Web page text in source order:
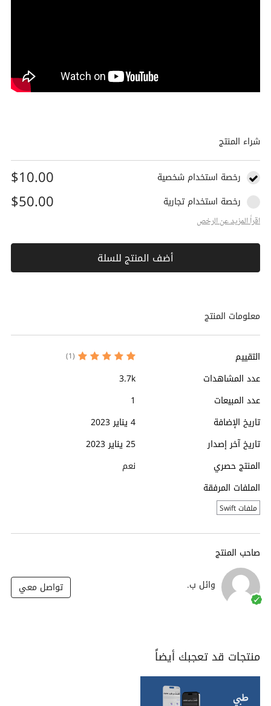
شراء المنتج
رخصة استخدام شخصية $10.00
رخصة استخدام تجارية $50.00
اقراً المزيد عن الرخص
أضف المنتج للسلة
معلومات المنتج
التقييم (1)
عدد المشاهدات
3.7k
عدد المبيعات
1
تاريخ الإضافة
4 يناير 2023
تاريخ آخر إصدار
25 يناير 2023
المنتج حصري
نعم
الملفات المرفقة
ملفات Swift
صاحب المنتج
وائل ب.
تواصل معي
منتجات قد تعجبك أيضاً